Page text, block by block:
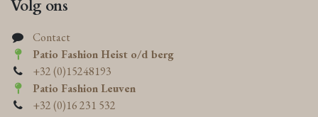
Volg ons
Contact
Patio Fashion Heist o/d berg
+32 (0)15248193
Patio Fashion Leuven
+32 (0)16 231 532